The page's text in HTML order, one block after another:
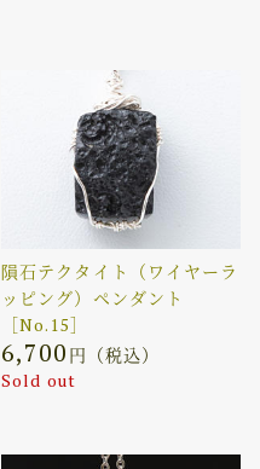
隕石テクタイト（ワイヤーラ
ッピング）ペンダント
［No.15］
6,700 円（税込）
Sold out